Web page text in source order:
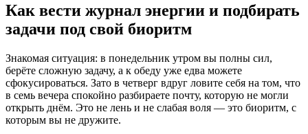
Как вести журнал энергии и подбирать
задачи под свой биоритм
Знакомая ситуация: в понедельник утром вы полны сил,
берёте сложную задачу, а к обеду уже едва можете
сфокусироваться. Зато в четверг вдруг ловите себя на том, что
в семь вечера спокойно разбираете почту, которую не могли
открыть днём. Это не лень и не слабая воля — это биоритм, с
которым вы не дружите.